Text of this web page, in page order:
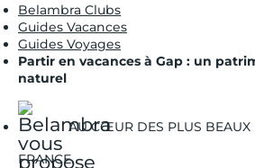
Belambra Clubs
Guides Vacances
Guides Voyages
Partir en vacances à Gap : un
naturel
AU CŒUR DES PLUS BEAUX
FRANCE.